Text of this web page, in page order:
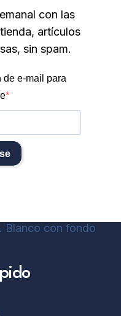
con las
artículos
sin spam.
de e-mail para